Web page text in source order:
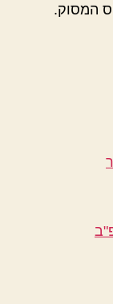
המסוק.